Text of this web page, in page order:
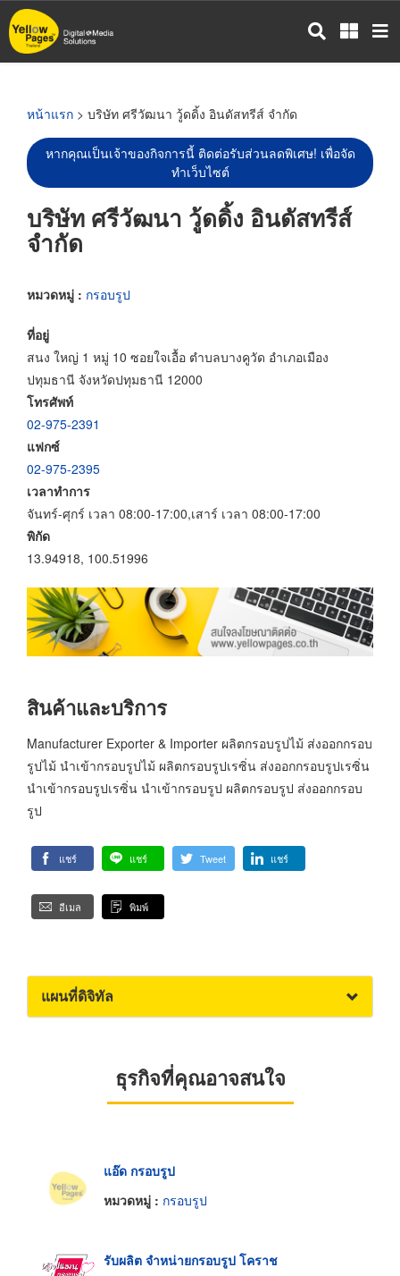
ข้าม
ไป
หน้าแรก > บริษัท ศรีวัฒนา วู้ดดิ้ง อินดัสทรีส์ จำกัด
หากคุณเป็นเจ้าของกิจการนี้ ติดต่อรับส่วนลดพิเศษ! เพื่อจัด
ทำเว็บไซต์
บริษัท ศรีวัฒนา วู้ดดิ้ง อินดัสทรีส์
จำกัด
หมวดหมู่ : กรอบรูป
ที่อยู่
สนง ใหญ่ 1 หมู่ 10 ซอยใจเอื้อ ตำบลบางคูวัด อำเภอเมือง
ปทุมธานี จังหวัดปทุมธานี 12000
โทรศัพท์
02-975-2391
แฟกซ์
02-975-2395
เวลาทำการ
จันทร์-ศุกร์ เวลา 08:00-17:00,เสาร์ เวลา 08:00-17:00
พิกัด
13.94918, 100.51996
สินค้าและบริการ
Manufacturer Exporter & Importer ผลิตกรอบรูปไม้ ส่งออกกรอบ
รูปไม้ นำเข้ากรอบรูปไม้ ผลิตกรอบรูปเรซิ่น ส่งออกกรอบรูปเรซิ่น
นำเข้ากรอบรูปเรซิ่น นำเข้ากรอบรูป ผลิตกรอบรูป ส่งออกกรอบ
รูป
แชร์ แชร์ Tweet แชร์
อีเมล พิมพ์
แผนที่ดิจิทัล
ธุรกิจที่คุณอาจสนใจ
แอ๊ด กรอบรูป
หมวดหมู่ : กรอบรูป
รับผลิต จำหน่ายกรอบรูป โคราช